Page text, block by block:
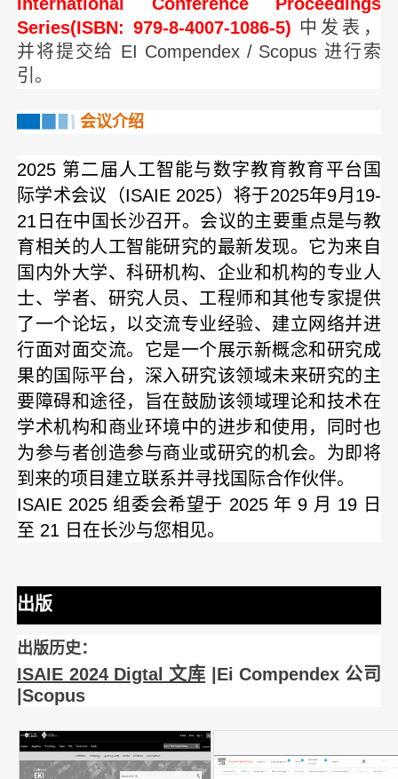
Series(ISBN: 979-8-4007-1086-5) 中发表，
并将提交给 EI Compendex / Scopus 进行索
引。
会议介绍
2025 第二届人工智能与数字教育教育平台国
际学术会议（ISAIE 2025）将于2025年9月19-
21日在中国长沙召开。会议的主要重点是与教
育相关的人工智能研究的最新发现。它为来自
国内外大学、科研机构、企业和机构的专业人
士、学者、研究人员、工程师和其他专家提供
了一个论坛，以交流专业经验、建立网络并进
行面对面交流。它是一个展示新概念和研究成
果的国际平台，深入研究该领域未来研究的主
要障碍和途径，旨在鼓励该领域理论和技术在
学术机构和商业环境中的进步和使用，同时也
为参与者创造参与商业或研究的机会。为即将
到来的项目建立联系并寻找国际合作伙伴。
ISAIE 2025 组委会希望于 2025 年 9 月 19 日
至 21 日在长沙与您相见。
出版
出版历史：
ISAIE 2024 Digtal 文库 |Ei Compendex 公司
|Scopus